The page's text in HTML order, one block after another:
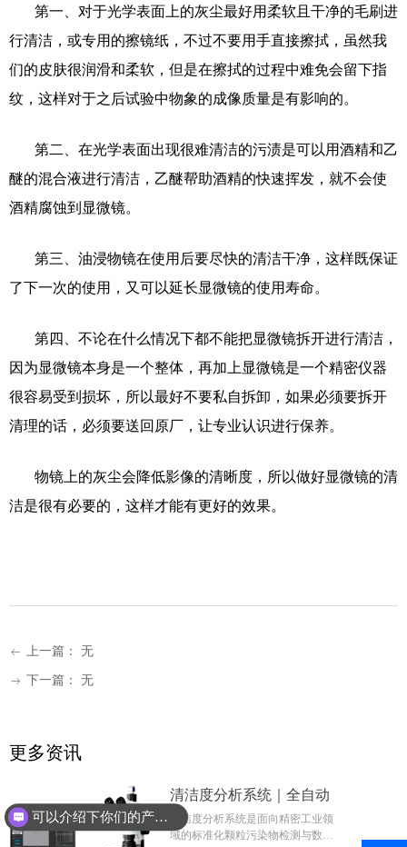
第一、对于光学表面上的灰尘最好用柔软且干净的毛刷进
行清洁，或专用的擦镜纸，不过不要用手直接擦拭，虽然我
们的皮肤很润滑和柔软，但是在擦拭的过程中难免会留下指
纹，这样对于之后试验中物象的成像质量是有影响的。
第二、在光学表面出现很难清洁的污渍是可以用酒精和乙
醚的混合液进行清洁，乙醚帮助酒精的快速挥发，就不会使
酒精腐蚀到显微镜。
第三、油浸物镜在使用后要尽快的清洁干净，这样既保证
了下一次的使用，又可以延长显微镜的使用寿命。
第四、不论在什么情况下都不能把显微镜拆开进行清洁，
因为显微镜本身是一个整体，再加上显微镜是一个精密仪器
很容易受到损坏，所以最好不要私自拆卸，如果必须要拆开
清理的话，必须要送回原厂，让专业认识进行保养。
物镜上的灰尘会降低影像的清晰度，所以做好显微镜的清
洁是很有必要的，这样才能有更好的效果。
ꂃ 上一篇： 无
ꁹ 下一篇： 无
清洁度分析系统｜全自动
零部件颗粒杂质萃取检测
｜工业洁净度分析设备
清洁度分析系统是面向精密工业领
域的标准化颗粒污染物检测与数据
更多资讯
可以介绍下你们的产品么？